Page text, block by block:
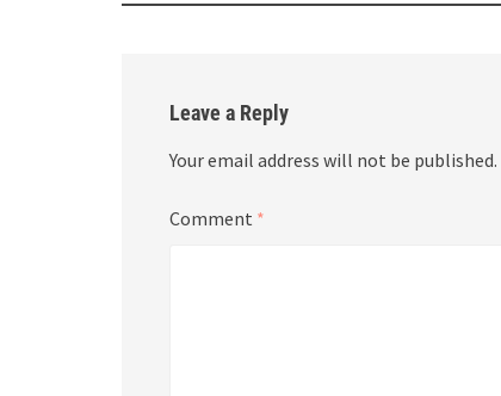
Leave a Reply
Your email address will not be published.
Comment *